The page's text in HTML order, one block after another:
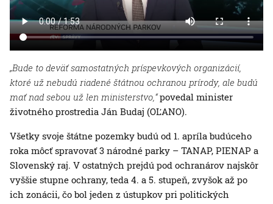
„Bude to deväť samostatných príspevkových organizácií,
ktoré už nebudú riadené štátnou ochranou prírody, ale budú
mať nad sebou už len ministerstvo,“povedal minister
životného prostredia Ján Budaj (OĽANO).
Všetky svoje štátne pozemky budú od 1. apríla budúceho
roka môcť spravovať 3 národné parky – TANAP, PIENAP a
Slovenský raj. V ostatných prejdú pod ochranárov najskôr
vyššie stupne ochrany, teda 4. a 5. stupeň, zvyšok až po
ich zonácii, čo bol jeden z ústupkov pri politických